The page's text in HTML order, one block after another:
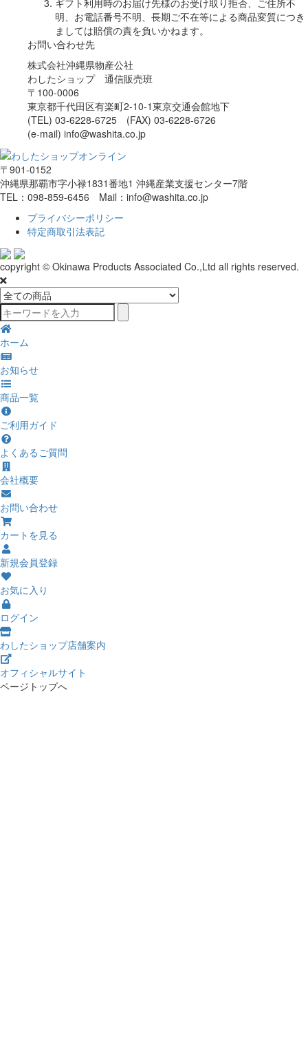
明、お電話番号不明、長期ご不在等による商品変質につき
ましては賠償の責を負いかねます。
お問い合わせ先
株式会社沖縄県物産公社
わしたショップ 通信販売班
〒100-0006
東京都千代田区有楽町2-10-1東京交通会館地下
(TEL) 03-6228-6725 (FAX) 03-6228-6726
(e-mail) info@washita.co.jp
〒901-0152
沖縄県那覇市字小禄1831番地1 沖縄産業支援センター7階
TEL：098-859-6456 Mail：info@washita.co.jp
プライバシーポリシー
特定商取引法表記
copyright © Okinawa Products Associated Co.,Ltd all rights reserved.
ホーム
お知らせ
商品一覧
ご利用ガイド
よくあるご質問
会社概要
お問い合わせ
カートを見る
新規会員登録
お気に入り
ログイン
わしたショップ店舗案内
オフィシャルサイト
ページトップへ